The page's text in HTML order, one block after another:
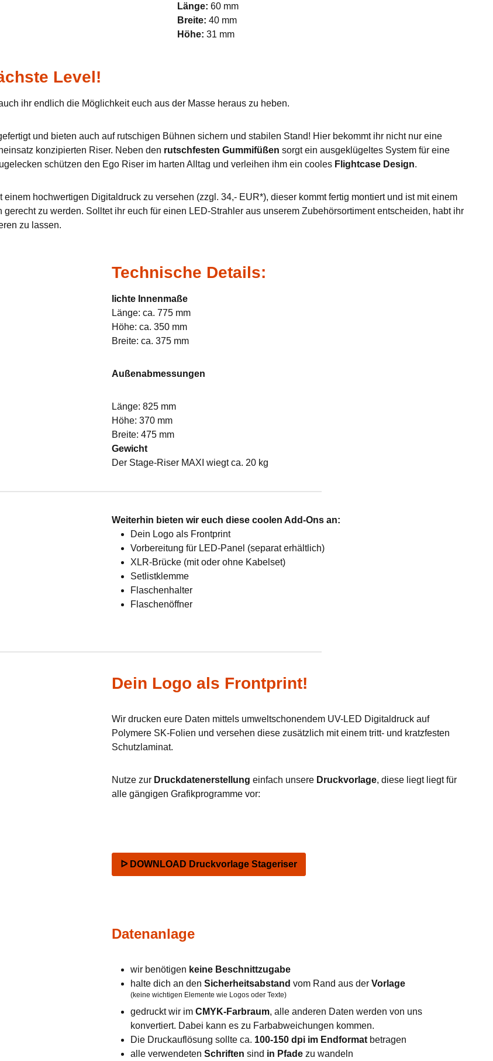
Länge: 60 mm
Breite: 40 mm
Höhe: 31 mm
Level!
ihr endlich die Möglichkeit euch aus der Masse heraus zu heben.
und bieten auch auf rutschigen Bühnen sichern und stabilen Stand! Hier bekommt ihr nicht nur eine
konzipierten Riser. Neben den rutschfesten Gummifüßen sorgt ein ausgeklügeltes System für eine
schützen den Ego Riser im harten Alltag und verleihen ihm ein cooles Flightcase Design.
hochwertigen Digitaldruck zu versehen (zzgl. 34,- EUR*), dieser kommt fertig montiert und ist mit einem
zu werden. Solltet ihr euch für einen LED-Strahler aus unserem Zubehörsortiment entscheiden, habt ihr
zu lassen.
Technische Details:
lichte Innenmaße
Länge: ca. 775 mm
Höhe: ca. 350 mm
Breite: ca. 375 mm
Außenabmessungen
Länge: 825 mm
Höhe: 370 mm
Breite: 475 mm
Gewicht
Der Stage-Riser MAXI wiegt ca. 20 kg
Weiterhin bieten wir euch diese coolen Add-Ons an:
Dein Logo als Frontprint
Vorbereitung für LED-Panel (separat erhältlich)
XLR-Brücke (mit oder ohne Kabelset)
Setlistklemme
Flaschenhalter
Flaschenöffner
Dein Logo als Frontprint!
Wir drucken eure Daten mittels umweltschonendem UV-LED Digitaldruck auf
Polymere SK-Folien und versehen diese zusätzlich mit einem tritt- und kratzfesten
Schutzlaminat.
Nutze zur Druckdatenerstellung einfach unsere Druckvorlage, diese liegt liegt für
alle gängigen Grafikprogramme vor:
ᐅ DOWNLOAD Druckvorlage Stageriser
Datenanlage
wir benötigen keine Beschnittzugabe
halte dich an den Sicherheitsabstand vom Rand aus der Vorlage
(keine wichtigen Elemente wie Logos oder Texte)
gedruckt wir im CMYK-Farbraum, alle anderen Daten werden von uns
konvertiert. Dabei kann es zu Farbabweichungen kommen.
Die Druckauflösung sollte ca. 100-150 dpi im Endformat betragen
alle verwendeten Schriften sind in Pfade zu wandeln